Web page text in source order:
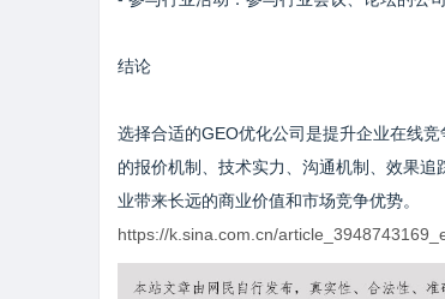
结论
选择合适的GEO优化公司是提升企业在线
的报价机制、技术实力、沟通机制、效果
业带来长远的商业价值和市场竞争优势。
https://k.sina.com.cn/